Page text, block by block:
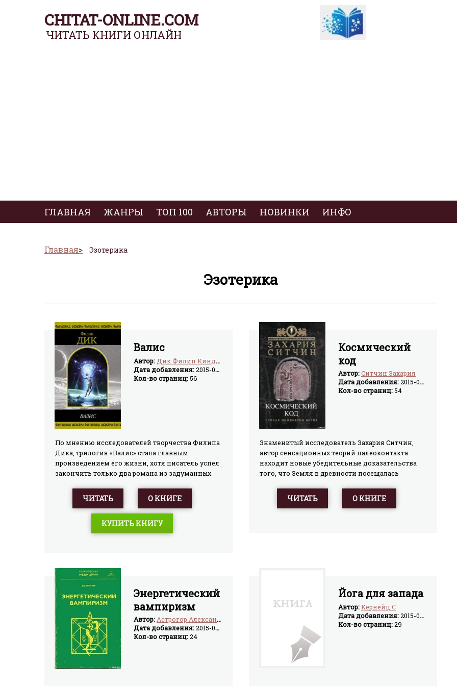
CHITAT-ONLINE.COM
ЧИТАТЬ КНИГИ ОНЛАЙН
ГЛАВНАЯ ЖАНРЫ ТОП 100 АВТОРЫ НОВИНКИ ИНФО
Главная Эзотерика
Эзотерика
Валис
Автор: Дик Филип Киндред
Дата добавления:2015-04-06
Кол-во страниц: 56
По мнению исследователей творчества Филипа
Дика, трилогия «Валис» стала главным
произведением его жизни, хотя писатель успел
закончить только два романа из задуманных
наиболее личная книга Дика из всех им
написанных. В этом романе нашли отражение
собственные мистические переживания автора,
и остается только догадываться, считал ли он
сам «Валис» художественным вымыслом – или
ЧИТАТЬ О КНИГЕ
КУПИТЬ КНИГУ
Космический
код
Автор:Ситчин Захария
Дата добавления:2015-03-17
Кол-во страниц: 54
Знаменитый исследователь Захария Ситчин,
автор сенсационных теорий палеоконтакта
находит новые убедительные доказательства
того, что Земля в древности посещалась
человеческую расу по образу и подобию своему
путём генной инженерии. Неопровержимые
гена, которые не имеют предшественников на
нижних ступенях эволюции? Этот научно
подтверждённый факт до сих пор не
укладывается ни в одну современную
эволюционную теорию. Опираясь на детально
изученные им Священное Писание и
документы египетской и шумеро-аккадской
цивилизаций, Ситчин реконструирует
ЧИТАТЬ О КНИГЕ
Энергетический
вампиризм
Автор: Астрогор Александр
Дата добавления:2015-03-17
Кол-во страниц:24
Йога для запада
Автор:Кернейц С
Дата добавления:2015-03-17
Кол-во страниц:29